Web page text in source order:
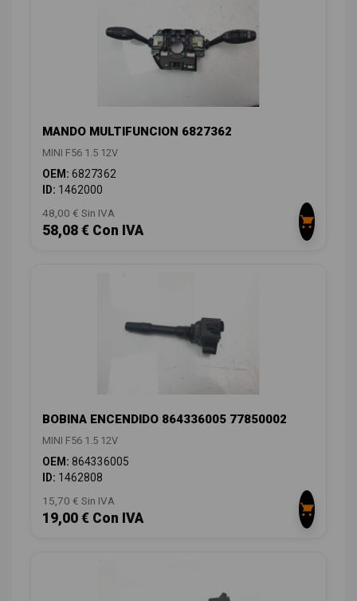
MANDO MULTIFUNCION 6827362
MINI F56 1.5 12V
OEM: 6827362
ID: 1462000
48,00 € Sin IVA
58,08 € Con IVA
BOBINA ENCENDIDO 864336005 77850002
MINI F56 1.5 12V
OEM: 864336005
ID: 1462808
15,70 € Sin IVA
19,00 € Con IVA